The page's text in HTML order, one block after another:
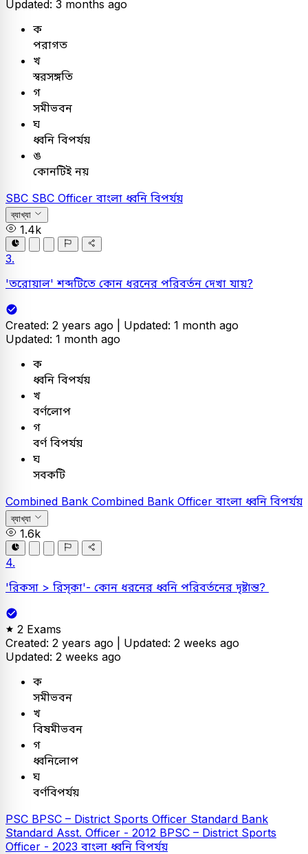
Updated: 3 months ago
ক
পরাগত
খ
স্বরসঙ্গতি
গ
সমীভবন
ঘ
ধ্বনি বিপর্যয়
ঙ
কোনটিই নয়
SBC SBC Officer বাংলা ধ্বনি বিপর্যয়
ব্যাখ্যা
1.4k
3.
'তরোয়াল' শব্দটিতে কোন ধরনের পরিবর্তন দেখা যায়?
Created: 2 years ago | Updated: 1 month ago
Updated: 1 month ago
ক
ধ্বনি বিপর্যয়
খ
বর্ণলোপ
গ
বর্ণ বিপর্যয়
ঘ
সবকটি
Combined Bank Combined Bank Officer বাংলা ধ্বনি বিপর্যয়
ব্যাখ্যা
1.6k
4.
'রিকসা > রিস্‌কা'- কোন ধরনের ধ্বনি পরিবর্তনের দৃষ্টান্ত?
2 Exams
Created: 2 years ago | Updated: 2 weeks ago
Updated: 2 weeks ago
ক
সমীভবন
খ
বিষমীভবন
গ
ধ্বনিলোপ
ঘ
বর্ণবিপর্যয়
PSC BPSC – District Sports Officer Standard Bank
Standard Asst. Officer - 2012 BPSC – District Sports
Officer - 2023 বাংলা ধ্বনি বিপর্যয়